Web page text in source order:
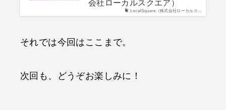
LocalSquare（株式会社ローカルス…
会社ローカルスクエア）
それでは今回はここまで。
次回も、どうぞお楽しみに！